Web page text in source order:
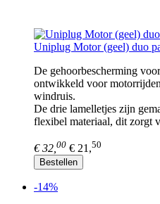
Uniplug Motor (geel) duo
De gehoorbescherming
ontwikkeld voor
windruis.
De drie lamelletjes zijn
flexibel materiaal, dit zorgt
€ 32, 00 € 21,50
Bestellen
-14%